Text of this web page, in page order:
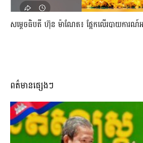
សម្តេចធិបតី ហ៊ុន ម៉ាណែត៖ ផ្អែកលើរបាយការណ៍អ
ពត៌មានផ្សេងៗ